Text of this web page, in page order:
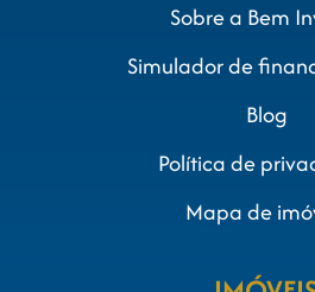
Sobre a Bem
Simulador de
Blog
Política de
Mapa de